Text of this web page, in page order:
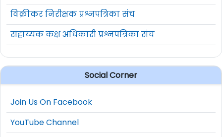
विक्रीकर निरीक्षक प्रश्नपत्रिका संच
सहाय्यक कक्ष अधिकारी प्रश्नपत्रिका संच
Social Corner
Join Us On Facebook
YouTube Channel